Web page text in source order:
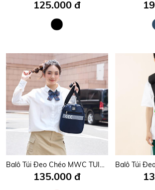
125.000 đ
Balô Túi Đeo Chéo MWC TUID- 0829
135.000 đ